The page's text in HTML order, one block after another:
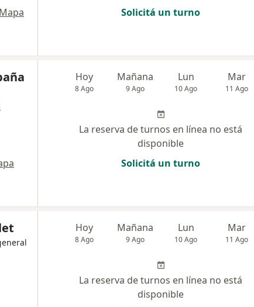
Mapa
Solicitá un turno
Hoy
8 Ago
Mañana
9 Ago
Lun
10 Ago
Mar
11 Ago
La reserva de turnos en línea no está
disponible
Solicitá un turno
Hoy
8 Ago
Mañana
9 Ago
Lun
10 Ago
Mar
11 Ago
La reserva de turnos en línea no está
disponible